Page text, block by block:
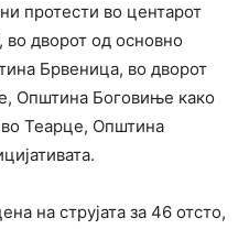
протести во центарот
дворот од основно
Брвеница, во дворот
Општина Боговиње како
во Теарце, Општина
на струјата за 46 отсто,